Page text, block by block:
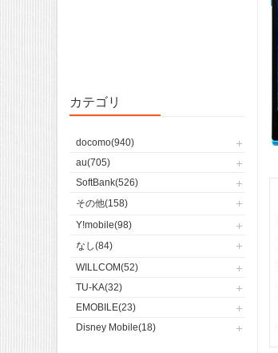
カテゴリ
docomo(940)
au(705)
SoftBank(526)
その他(158)
Y!mobile(98)
なし(84)
WILLCOM(52)
TU-KA(32)
EMOBILE(23)
Disney Mobile(18)